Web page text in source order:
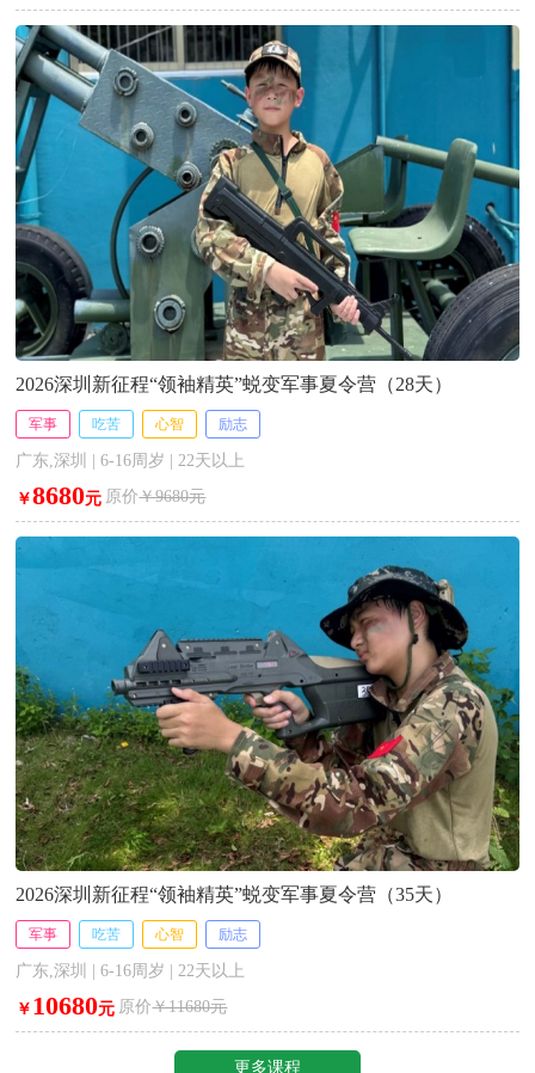
2026深圳新征程“领袖精英”蜕变军事夏令营（28天）
军事 吃苦 心智 励志
广东,深圳 | 6-16周岁 | 22天以上
￥8680元 原价￥9680元
2026深圳新征程“领袖精英”蜕变军事夏令营（35天）
军事 吃苦 心智 励志
广东,深圳 | 6-16周岁 | 22天以上
￥ 10680元 原价￥11680元
更多课程